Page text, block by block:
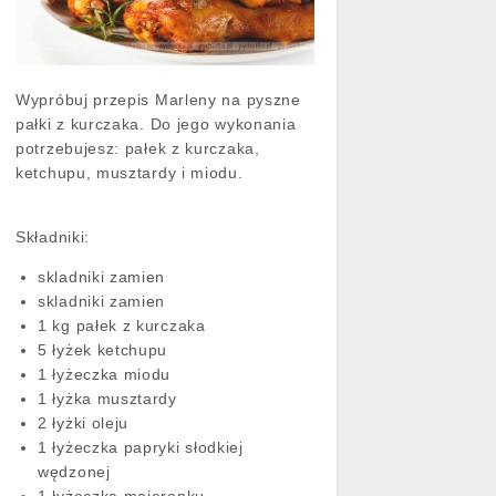
Wypróbuj przepis Marleny na pyszne
pałki z kurczaka. Do jego wykonania
potrzebujesz: pałek z kurczaka,
ketchupu, musztardy i miodu.
Składniki:
skladniki zamien
skladniki zamien
1 kg pałek z kurczaka
5 łyżek ketchupu
1 łyżeczka miodu
1 łyżka musztardy
2 łyżki oleju
1 łyżeczka papryki słodkiej
wędzonej